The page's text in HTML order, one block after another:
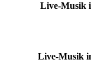
Musik in
Musik in